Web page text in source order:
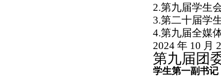
2.第九届学生
3.第二十届学
4.第九届全媒
2024 年 10 月
第九届团
学生第一副书记